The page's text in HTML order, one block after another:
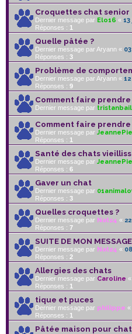
Croquettes chat senior
Dernier message par Elo16 « 13
Réponses : 1
Quelle pâtée ?
Dernier message parAryann «
Réponses : 3
Problème de
Dernier message parAryann «
Réponses : 9
Comment faire
Dernier message par
Comment faire
Dernier message par
Réponses : 1
Santé des chats
Dernier message par
Réponses : 6
Gaver un chat
Dernier message par
Réponses : 3
Quelles croquettes ?
Dernier message par Nat24 «
Réponses : 7
SUITE DE MON MESSAGE
Dernier message par Nat24 «
Réponses : 2
Allergies des chats
Dernier message par Caroline «
Réponses : 1
tique et puces
Dernier message par philippe «
Réponses : 1
Pâtée maison pour chat